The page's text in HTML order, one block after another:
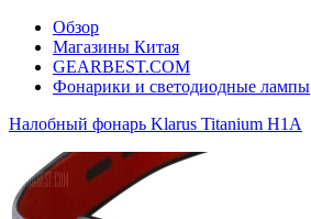
Обзор
Магазины Китая
GEARBEST.COM
Фонарики и светодиодные лампы
Налобный фонарь Klarus Titanium H1A